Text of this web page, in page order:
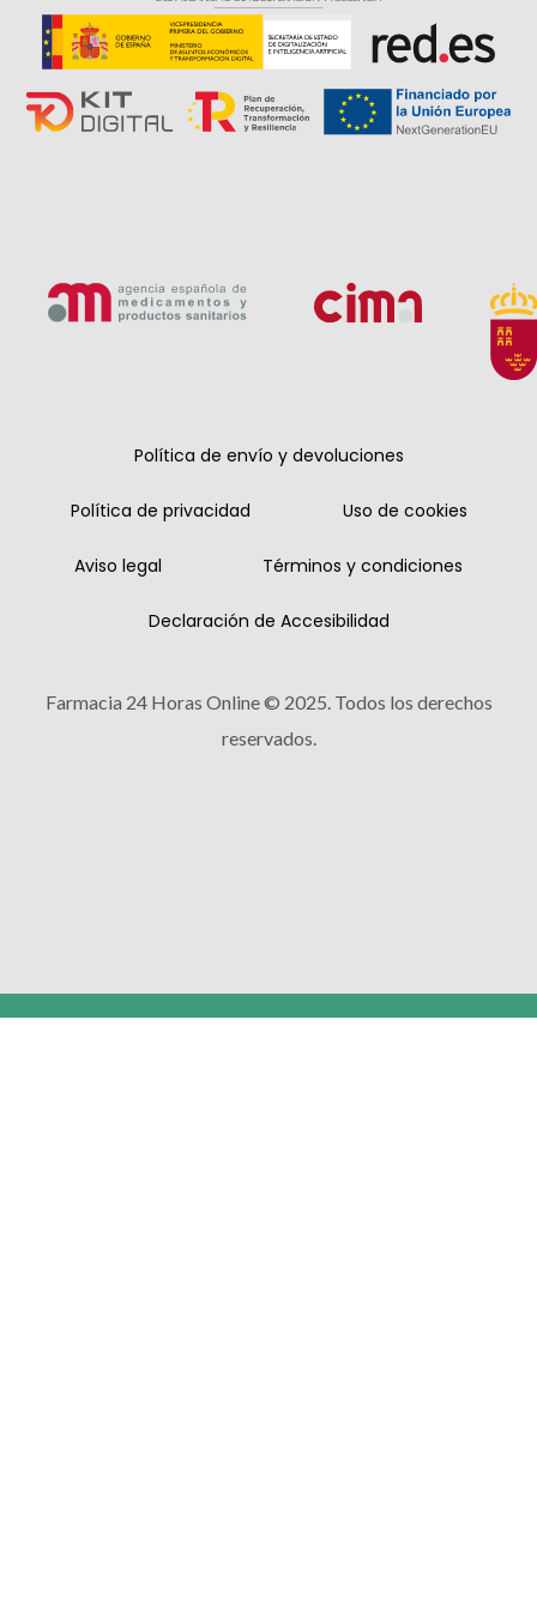
Política de envío y devoluciones
Política de privacidad Uso de cookies
Aviso legal Términos y condiciones
Declaración de Accesibilidad
Farmacia 24 Horas Online © 2025. Todos los derechos
reservados.